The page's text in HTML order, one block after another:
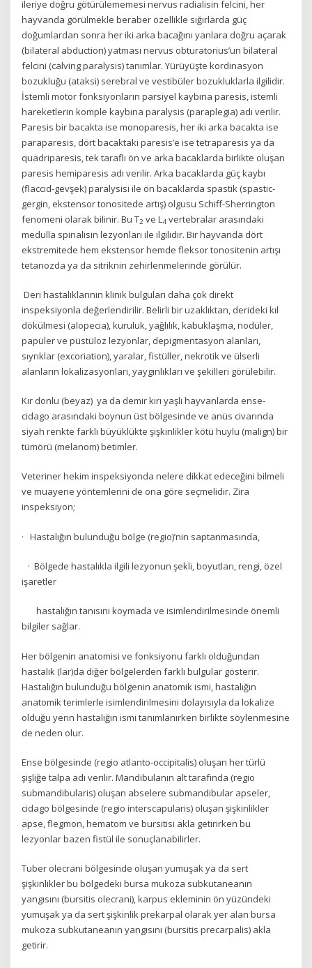
ileriye doğru götürülememesi nervus radialisin felcini, her
hayvanda görülmekle beraber özellikle sığırlarda güç
doğumlardan sonra her iki arka bacağını yanlara doğru açarak
(bilateral abduction) yatması nervus obturatorius’un bilateral
felcini (calving paralysis) tanımlar. Yürüyüşte kordinasyon
bozukluğu (ataksi) serebral ve vestibüler bozukluklarla ilgilidir.
İstemli motor fonksiyonların parsiyel kaybına paresis, istemli
hareketlerin komple kaybına paralysis (paraplegia) adı verilir.
Paresis bir bacakta ise monoparesis, her iki arka bacakta ise
paraparesis, dört bacaktaki paresis’e ise tetraparesis ya da
quadriparesis, tek taraflı ön ve arka bacaklarda birlikte oluşan
paresis hemiparesis adı verilir. Arka bacaklarda güç kaybı
(flaccid-gevşek) paralysisi ile ön bacaklarda spastik (spastic-
gergin, ekstensor tonositede artış) olgusu Schiff-Sherrington
fenomeni olarak bilinir. Bu T2 ve L 4 vertebralar arasındaki
medulla spinalisin lezyonları ile ilgilidir. Bir hayvanda dört
ekstremitede hem ekstensor hemde fleksor tonositenin artışı
tetanozda ya da sitriknin zehirlenmelerinde görülür.
Deri hastalıklarının klinik bulguları daha çok direkt
inspeksiyonla değerlendirilir. Belirli bir uzaklıktan, derideki kıl
dökülmesi (alopecia), kuruluk, yağlılık, kabuklaşma, nodüler,
papüler ve püstüloz lezyonlar, depigmentasyon alanları,
sıyrıklar (excoriation), yaralar, fistüller, nekrotik ve ülserli
alanların lokalizasyonları, yaygınlıkları ve şekilleri görülebilir.
Kır donlu (beyaz) ya da demir kırı yaşlı hayvanlarda ense-
cidago arasındaki boynun üst bölgesinde ve anüs civarında
siyah renkte farklı büyüklükte şişkinlikler kötü huylu (malign) bir
tümörü (melanom) betimler.
Veteriner hekim inspeksiyonda nelere dikkat edeceğini bilmeli
ve muayene yöntemlerini de ona göre seçmelidir. Zira
inspeksiyon;
· Hastalığın bulunduğu bölge (regio)’nin saptanmasında,
· Bölgede hastalıkla ilgili lezyonun şekli, boyutları, rengi, özel
işaretler
hastalığın tanısını koymada ve isimlendirilmesinde önemli
bilgiler sağlar.
Her bölgenin anatomisi ve fonksiyonu farklı olduğundan
hastalık (lar)da diğer bölgelerden farklı bulgular gösterir.
Hastalığın bulunduğu bölgenin anatomik ismi, hastalığın
anatomik terimlerle isimlendirilmesini dolayısıyla da lokalize
olduğu yerin hastalığın ismi tanımlanırken birlikte söylenmesine
de neden olur.
Ense bölgesinde (regio atlanto-occipitalis) oluşan her türlü
şişliğe talpa adı verilir. Mandibulanın alt tarafında (regio
submandibularis) oluşan abselere submandibular apseler,
cidago bölgesinde (regio interscapularis) oluşan şişkinlikler
apse, flegmon, hematom ve bursitisi akla getirirken bu
lezyonlar bazen fistül ile sonuçlanabilirler.
Tuber olecrani bölgesinde oluşan yumuşak ya da sert
şişkinlikler bu bölgedeki bursa mukoza subkutaneanın
yangısını (bursitis olecrani), karpus ekleminin ön yüzündeki
yumuşak ya da sert şişkinlik prekarpal olarak yer alan bursa
mukoza subkutaneanın yangısını (bursitis precarpalis) akla
getirir.